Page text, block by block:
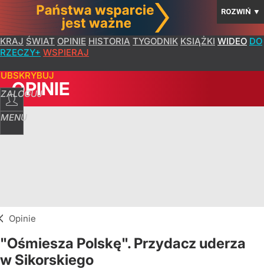
ROZWIŃ ▼
KRAJ ŚWIAT OPINIE HISTORIA TYGODNIK KSIĄŻKI WIDEO DO
RZECZY+ WSPIERAJ
ZALOGUJ
MENU
OPINIE
Opinie
"Ośmiesza Polskę". Przydacz uderza
w Sikorskiego